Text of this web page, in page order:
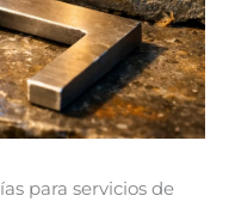
para servicios de